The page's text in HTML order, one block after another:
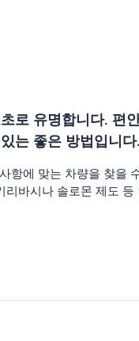
로 유명합니다. 편
는 좋은 방법입니다.
에 맞는 차량을 찾을
바시나 솔로몬 제도